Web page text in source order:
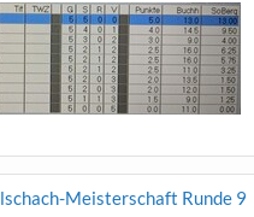
Meisterschaft Runde 9